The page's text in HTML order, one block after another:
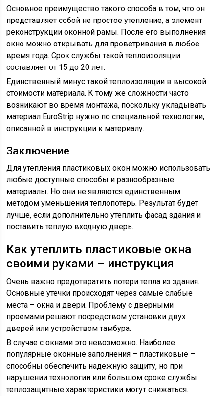
Основное преимущество такого способа в том, что он
представляет собой не простое утепление, а элемент
реконструкции оконной рамы. После его выполнения
окно можно открывать для проветривания в любое
время года. Срок службы такой теплоизоляции
составляет от 15 до 20 лет.
Единственный минус такой теплоизоляции в высокой
стоимости материала. К тому же сложности часто
возникают во время монтажа, поскольку укладывать
материал EuroStrip нужно по специальной технологии,
описанной в инструкции к материалу.
Заключение
Для утепления пластиковых окон можно использовать
любые доступные способы и разнообразные
материалы. Но они не являются единственным
методом уменьшения теплопотерь. Результат будет
лучше, если дополнительно утеплить фасад здания и
поставить теплую входную дверь.
Как утеплить пластиковые окна
своими руками – инструкция
Очень важно предотвратить потери тепла из здания.
Основные утечки происходят через самые слабые
места – окна и двери. Проблему с дверными
проемами решают посредством установки двух
дверей или устройством тамбура.
В случае с окнами это невозможно. Наиболее
популярные оконные заполнения – пластиковые –
способны обеспечить надежную защиту, но при
нарушении технологии или большом сроке службы
теплозащитные характеристики могут снижаться.